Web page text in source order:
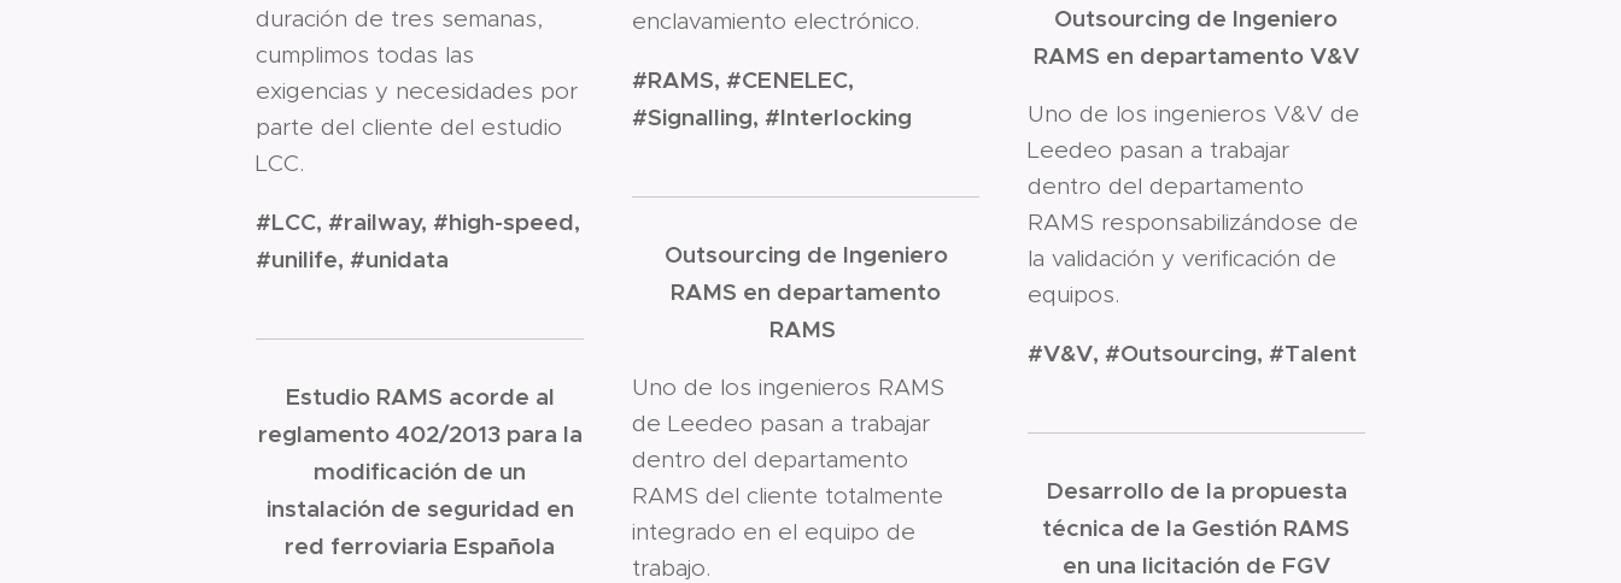
duración de tres semanas,
cumplimos todas las
exigencias y necesidades por
parte del cliente del estudio
LCC.
#LCC, #railway, #high-speed,
#unilife, #unidata
Estudio RAMS acorde al
reglamento 402/2013 para la
modificación de un
instalación de seguridad en
red ferroviaria Española
enclavamiento electrónico.
#RAMS, #CENELEC,
#Signalling, #Interlocking
Outsourcing de Ingeniero
RAMS en departamento
RAMS
Uno de los ingenieros RAMS
de Leedeo pasan a trabajar
dentro del departamento
RAMS del cliente totalmente
integrado en el equipo de
trabajo.
Outsourcing de Ingeniero
RAMS en departamento V&V
Uno de los ingenieros V&V de
Leedeo pasan a trabajar
dentro del departamento
RAMS responsabilizándose de
la validación y verificación de
equipos.
#V&V, #Outsourcing, #Talent
Desarrollo de la propuesta
técnica de la Gestión RAMS
en una licitación de FGV